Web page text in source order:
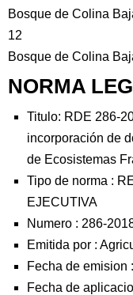
Bosque de Colina
12
Bosque de Colina
NORMA
Titulo: RDE 286-
incorporación de
de Ecosistemas
Tipo de norma :
EJECUTIVA
Numero : 286-
Emitida por :
Fecha de emision :
Fecha de